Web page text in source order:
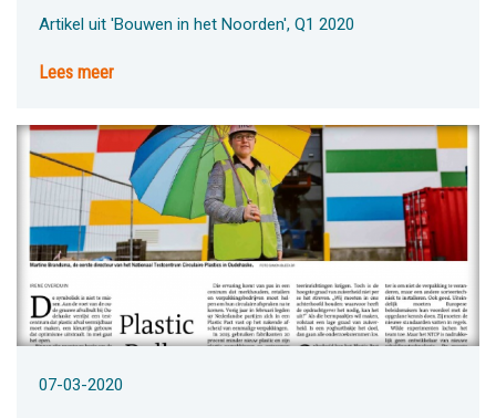
Artikel uit 'Bouwen in het Noorden', Q1 2020
Lees meer
07-03-2020